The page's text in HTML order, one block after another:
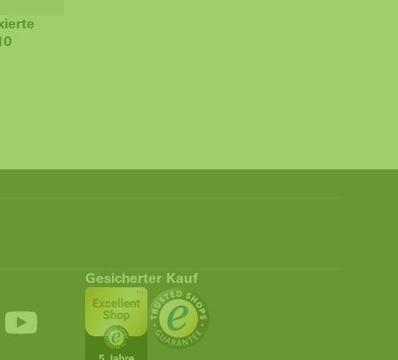
Gesicherter Kauf